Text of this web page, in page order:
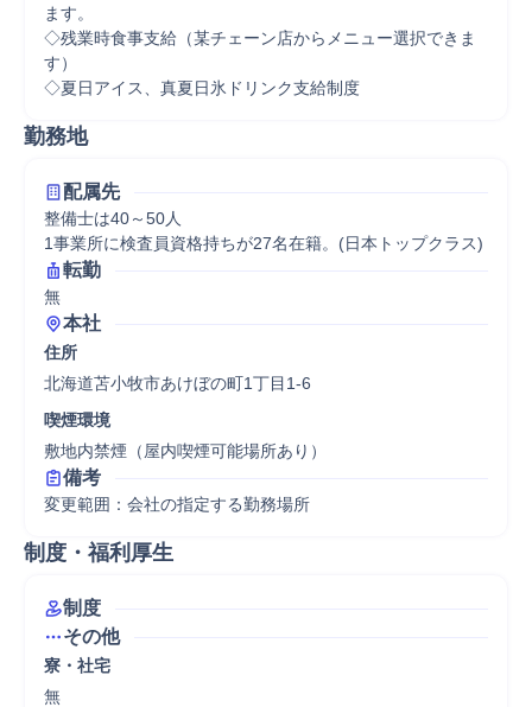
ます。
◇残業時食事支給（某チェーン店からメニュー選択できま
す）
◇夏日アイス、真夏日氷ドリンク支給制度
勤務地
配属先
整備士は40～50人
1事業所に検査員資格持ちが27名在籍。(日本トップクラス)
転勤
無
本社
住所
北海道苫小牧市あけぼの町1丁目1-6
喫煙環境
敷地内禁煙（屋内喫煙可能場所あり）
備考
変更範囲：会社の指定する勤務場所
制度・福利厚生
制度
その他
寮・社宅
無